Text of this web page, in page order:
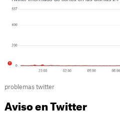
problemas twitter
Aviso en Twitter